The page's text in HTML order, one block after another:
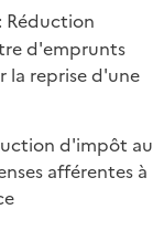
Réduction
d'emprunts
la reprise d'une
d'impôt au
afférentes à